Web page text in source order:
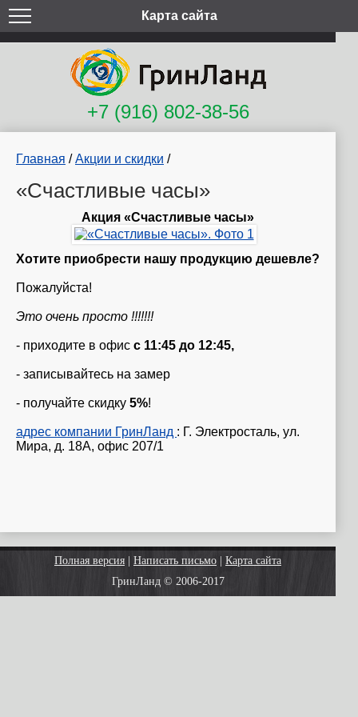
Карта сайта
+7 (916) 802-38-56
Главная /Акции и скидки /
«Счастливые часы»
Акция «Счастливые часы»
Хотите приобрести нашу продукцию дешевле?
Пожалуйста!
Это очень просто !!!!!!!
- приходите в офис с 11:45 до 12:45,
- записывайтесь на замер
- получайте скидку 5%!
адрес компании ГринЛанд : Г. Электросталь, ул.
Мира, д. 18А, офис 207/1
Полная версия Написать письмо
Карта сайта
ГринЛанд © 2006-2017